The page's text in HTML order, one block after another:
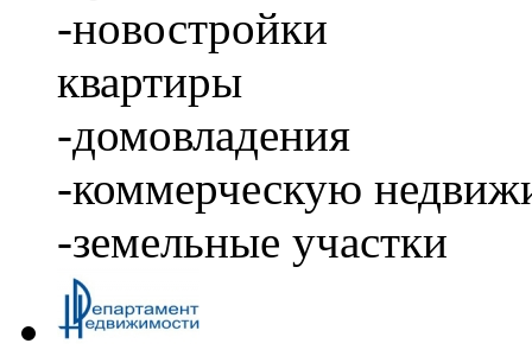
-новостройки
квартиры
-домовладения
-коммерческую
-земельные участки